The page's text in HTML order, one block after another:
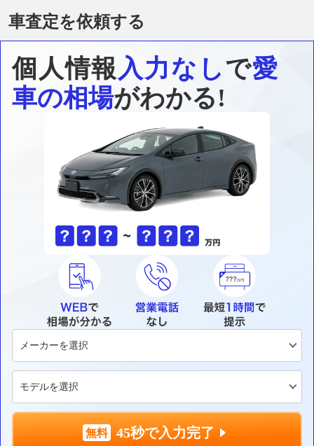
車査定を依頼する
個人情報入力なしで愛
車の相場がわかる!
45秒で入力完了